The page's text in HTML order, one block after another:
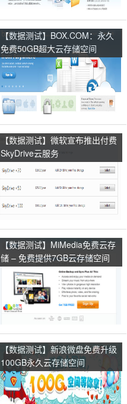
【数据测试】BOX.COM：永久
免费50GB超大云存储空间
【数据测试】微软宣布推出付费
SkyDrive云服务
【数据测试】MiMedia免费云存
储 – 免费提供7GB云存储空间
【数据测试】新浪微盘免费升级
100GB永久云存储空间